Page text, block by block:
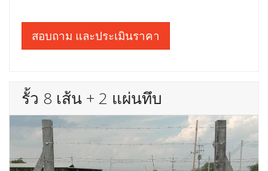
สอบถาม และประเมินราคา
รั้ว 8 เส้น + 2 แผ่นทึบ